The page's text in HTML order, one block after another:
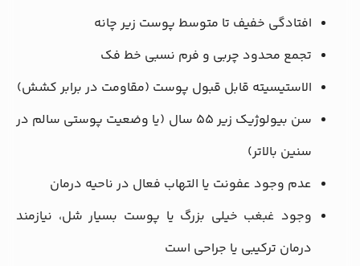
افتادگی خفیف تا متوسط پوست زیر چانه
تجمع محدود چربی و فرم نسبی خط فک
الاستیسیته قابل قبول پوست (مقاومت در برابر کشش)
سن بیولوژیک زیر ۵۵ سال (یا وضعیت پوستی سالم در
سنین بالاتر)
عدم وجود عفونت یا التهاب فعال در ناحیه درمان
وجود غبغب خیلی بزرگ یا پوست بسیار شل، نیازمند
درمان ترکیبی یا جراحی است